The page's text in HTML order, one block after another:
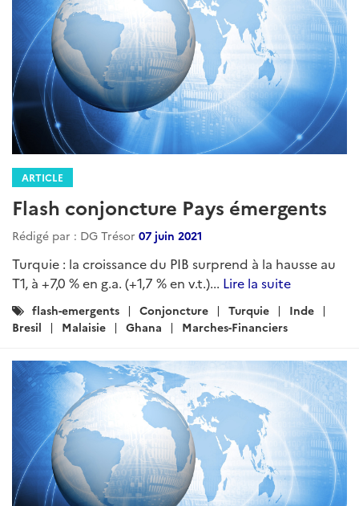
ARTICLE
Flash conjoncture Pays émergents
Rédigé par : DG Trésor 07 juin 2021
Turquie : la croissance du PIB surprend à la hausse au
T1, à +7,0 % en g.a. (+1,7 % en v.t.)... Lire la suite
Catégories
:
flash-emergents Conjoncture Turquie
Inde
Bresil
Malaisie Ghana Marches-Financiers